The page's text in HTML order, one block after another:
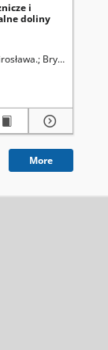
Redaktor sekcji
i
doliny
Bryc,
More